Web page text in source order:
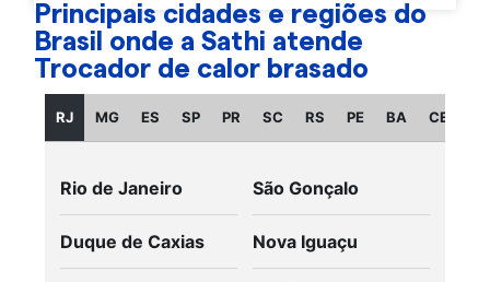
Principais cidades e regiões do
Brasil onde a Sathi atende
Trocador de calor brasado
RJ MG ES SP PR SC RS PE BA CE
Rio de Janeiro São Gonçalo
Duque de Caxias Nova Iguaçu